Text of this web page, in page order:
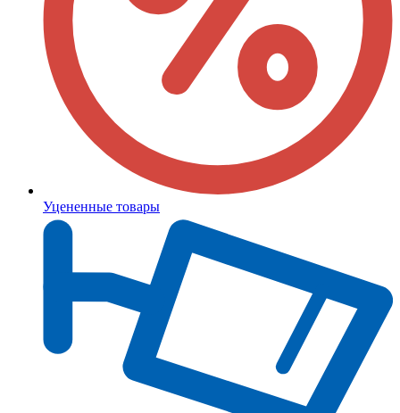
Уцененные товары